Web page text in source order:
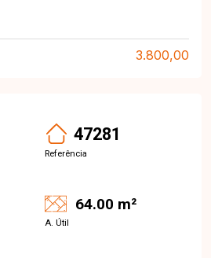
3.800,00
47281
Referência
64.00 m²
A. Útil